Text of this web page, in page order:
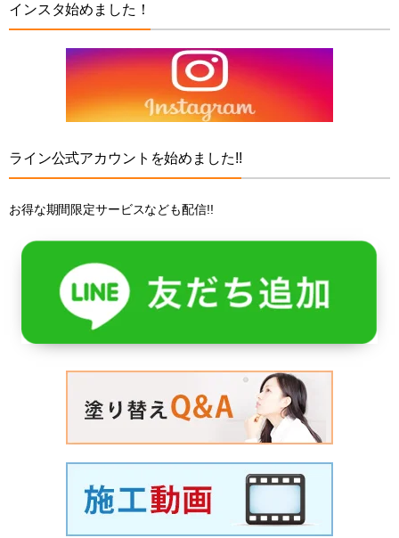
インスタ始めました！
ライン公式アカウントを始めました!!
お得な期間限定サービスなども配信!!